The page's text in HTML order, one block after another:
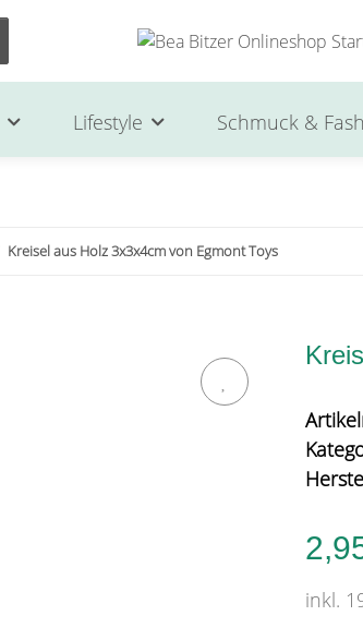
Lifestyle Schmuck &
Kreisel aus Holz 3x3x4cm von Egmont Toys
inkl.